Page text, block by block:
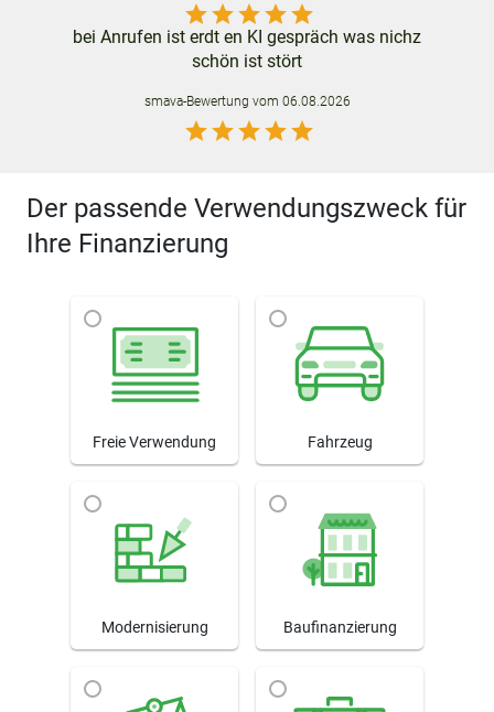
starstarstarstarstar
bei Anrufen ist erdt en KI gespräch was nichz
schön ist stört
smava-Bewertung vom 06.08.2026
starstarstarstarstar
Der passende Verwendungszweck für
Ihre Finanzierung
Freie Verwendung Fahrzeug
Modernisierung Baufinanzierung